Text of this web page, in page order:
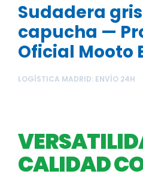
Sudadera
capucha —
Oficial Mooto
LOGÍSTICA MADRID: ENVÍO 24H
CALIDAD